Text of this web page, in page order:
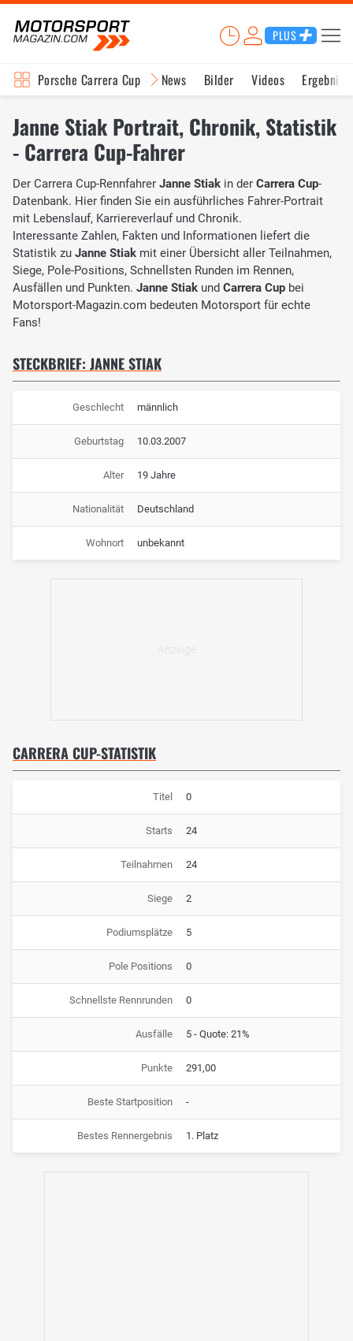
PLUS
Porsche Carrera Cup News Bilder Videos
Janne Stiak Portrait, Chronik, Statistik
- Carrera Cup-Fahrer
Der Carrera Cup-Rennfahrer Janne Stiak in der Carrera Cup-
Datenbank. Hier finden Sie ein ausführliches Fahrer-Portrait
mit Lebenslauf, Karriereverlauf und Chronik.
Interessante Zahlen, Fakten und Informationen liefert die
Statistik zu Janne Stiak mit einer Übersicht aller Teilnahmen,
Siege, Pole-Positions, Schnellsten Runden im Rennen,
Ausfällen und Punkten. Janne Stiak und Carrera Cup bei
Motorsport-Magazin.com bedeuten Motorsport für echte
Fans!
STECKBRIEF: JANNE STIAK
Geschlecht männlich
Geburtstag 10.03.2007
Alter 19 Jahre
Nationalität Deutschland
Wohnort unbekannt
CARRERA CUP-STATISTIK
Titel 0
Starts 24
Teilnahmen 24
Siege 2
Podiumsplätze 5
Pole Positions 0
Schnellste Rennrunden 0
Ausfälle 5 - Quote: 21%
Punkte 291,00
Beste Startposition -
Bestes Rennergebnis 1. Platz